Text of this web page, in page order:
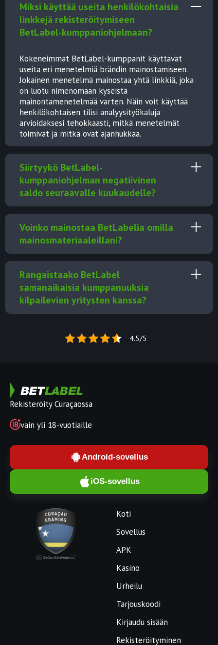
Miksi käyttää useita henkilökohtaisia
linkkejä rekisteröitymiseen
BetLabel-kumppaniohjelmaan?
Kokeneimmat BetLabel-kumppanit käyttävät
useita eri menetelmiä brändin mainostamiseen.
Jokainen menetelmä mainostaa yhtä linkkiä, joka
on luotu nimenomaan kyseistä
mainontamenetelmää varten. Näin voit käyttää
henkilökohtaisen tilisi analyysityökaluja
arvioidaksesi tehokkaasti, mitkä menetelmät
toimivat ja mitkä ovat ajanhukkaa.
Siirtyykö BetLabel-
kumppaniohjelman negatiivinen
saldo seuraavalle kuukaudelle?
Voinko mainostaa BetLabelia omilla
mainosmateriaaleillani?
Rangaistaako BetLabel
samanaikaisia kumppanuuksia
kilpailevien yritysten kanssa?
4.5/5
Rekisteröity Curaçaossa
vain yli 18-vuotiaille
Android-sovellus
iOS-sovellus
Koti
Sovellus
APK
Kasino
Urheilu
Tarjouskoodi
Kirjaudu sisään
Rekisteröityminen